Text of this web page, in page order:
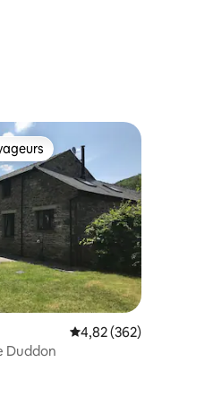
161 commentaires : 4,97 sur 5
Évaluation moyenne
4,82 (362)
Duddon